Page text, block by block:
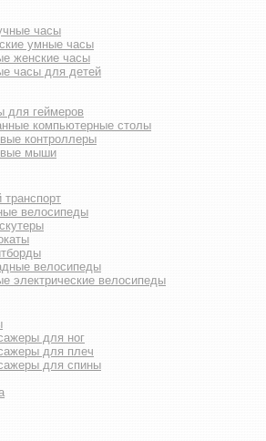
часы
умные часы
женские часы
часы для детей
для геймеров
компьютерные столы
контроллеры
мыши
велосипеды
велосипеды
электрические велосипеды
для ног
для плеч
для спины